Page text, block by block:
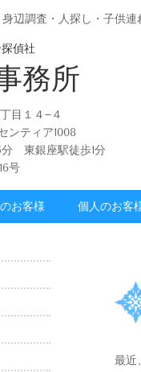
辺調査・人探し・子供連
偵社
務所
目１４−４
ンティア1008
東銀座駅徒歩1分
号
お客様 個人のお客
最近